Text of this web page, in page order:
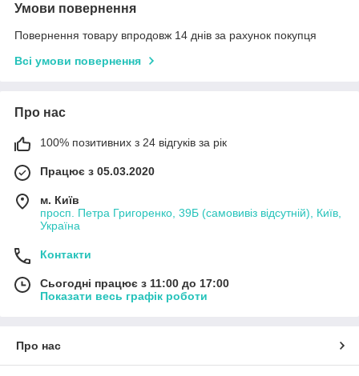
Умови повернення
Повернення товару впродовж 14 днів за рахунок покупця
Всі умови повернення
Про нас
100% позитивних з 24 відгуків за рік
Працює з 05.03.2020
м. Київ
просп. Петра Григоренко, 39Б (самовивіз відсутній), Київ,
Україна
Контакти
Сьогодні працює з 11:00 до 17:00
Показати весь графік роботи
Про нас